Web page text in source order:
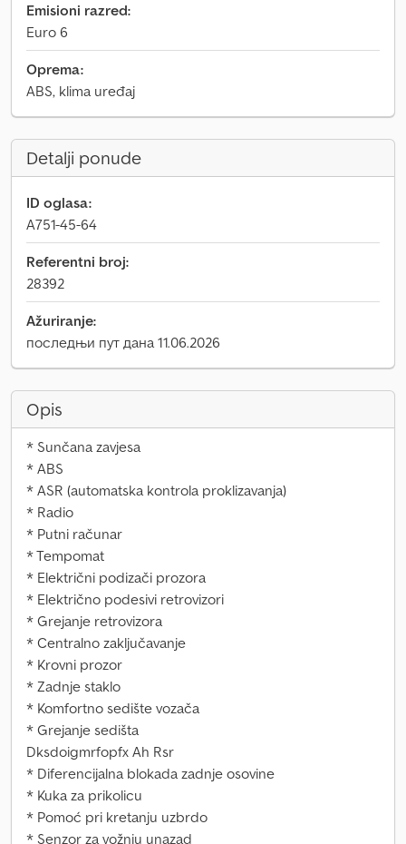
Emisioni razred:
Euro 6
Oprema:
ABS, klima uređaj
Detalji ponude
ID oglasa:
A751-45-64
Referentni broj:
28392
Ažuriranje:
последњи пут дана 11.06.2026
Opis
* Sunčana zavjesa
* ABS
* ASR (automatska kontrola proklizavanja)
* Radio
* Putni računar
* Tempomat
* Električni podizači prozora
* Električno podesivi retrovizori
* Grejanje retrovizora
* Centralno zaključavanje
* Krovni prozor
* Zadnje staklo
* Komfortno sedište vozača
* Grejanje sedišta
Dksdoigmrfopfx Ah Rsr
* Diferencijalna blokada zadnje osovine
* Kuka za prikolicu
* Pomoć pri kretanju uzbrdo
* Senzor za vožnju unazad